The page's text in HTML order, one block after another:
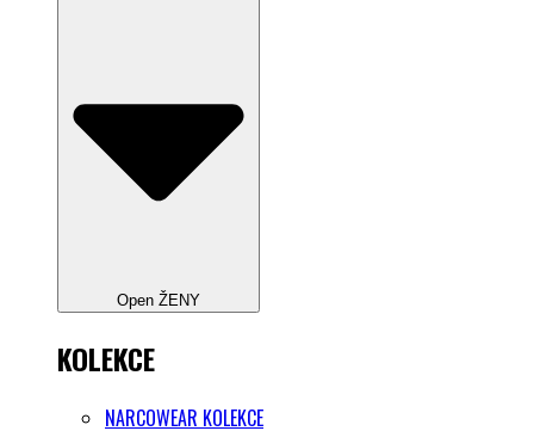
Open ŽENY
KOLEKCE
NARCOWEAR KOLEKCE